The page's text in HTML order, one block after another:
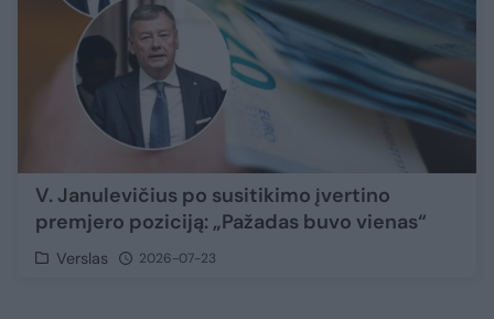
V. Janulevičius po susitikimo įvertino
premjero poziciją: „Pažadas buvo vienas“
Verslas 2026-07-23